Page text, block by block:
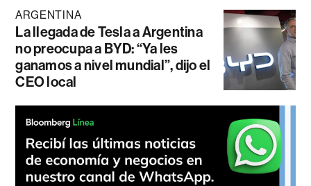
ARGENTINA
La llegada de Tesla a Argentina
no preocupa a BYD: “Ya les
ganamos a nivel mundial”, dijo el
CEO local